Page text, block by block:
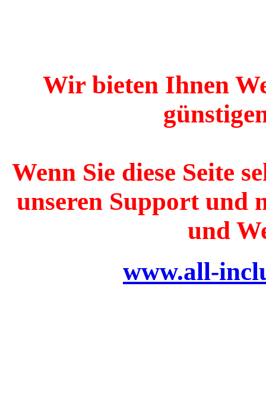
Wir bieten Ihnen
Wenn Sie diese Seite
unseren Support und
und
www.all-